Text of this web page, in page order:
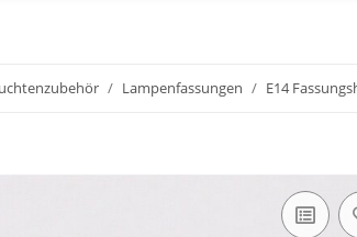
Lampenfassungen E14